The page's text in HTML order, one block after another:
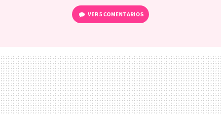
VER5 COMENTARIOS